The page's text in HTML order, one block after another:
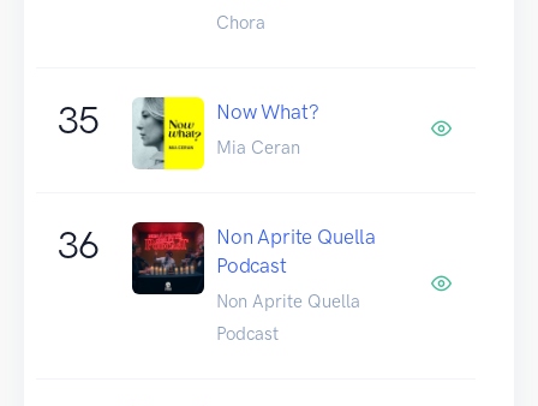
Chora
35 Now What?
Mia Ceran
36
Non Aprite Quella
Podcast
Non Aprite Quella
Podcast